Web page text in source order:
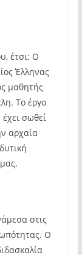
έτσι; Ο
Έλληνας
μαθητής
Το έργο
σωθεί
αρχαία
στις
Ο